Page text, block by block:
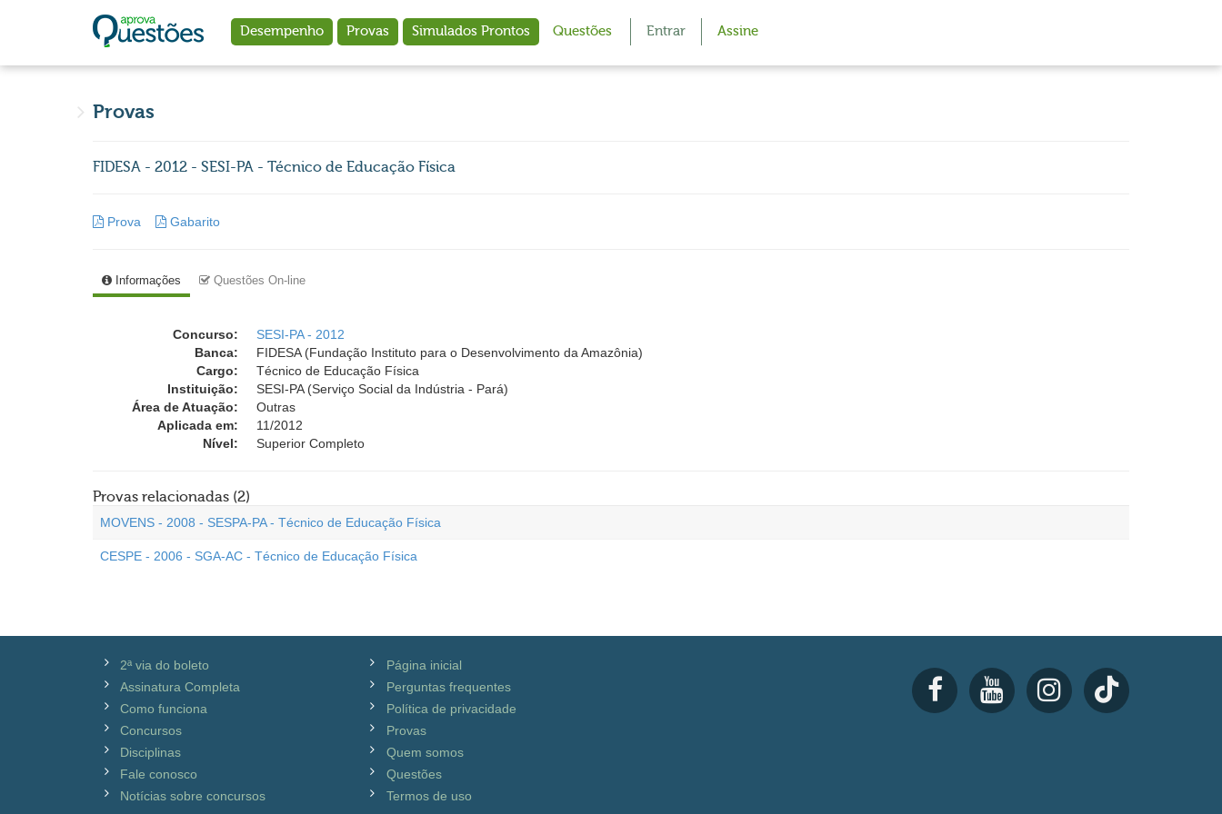
Desempenho Provas Simulados Prontos Questões Entrar Assine
Provas
FIDESA - 2012 - SESI-PA - Técnico de Educação Física
Prova Gabarito
Informações Questões On-line
Concurso:
SESI-PA - 2012
Banca:
FIDESA (Fundação Instituto para o Desenvolvimento da Amazônia)
Cargo:
Técnico de Educação Física
Instituição:
SESI-PA (Serviço Social da Indústria - Pará)
Área de Atuação:
Outras
Aplicada em:
11/2012
Nível:
Superior Completo
Provas relacionadas (2)
MOVENS - 2008 - SESPA-PA - Técnico de Educação Física
CESPE - 2006 - SGA-AC - Técnico de Educação Física
2ª via do boleto
Assinatura Completa
Como funciona
Concursos
Disciplinas
Fale conosco
Notícias sobre concursos
Página inicial
Perguntas frequentes
Política de privacidade
Provas
Quem somos
Questões
Termos de uso